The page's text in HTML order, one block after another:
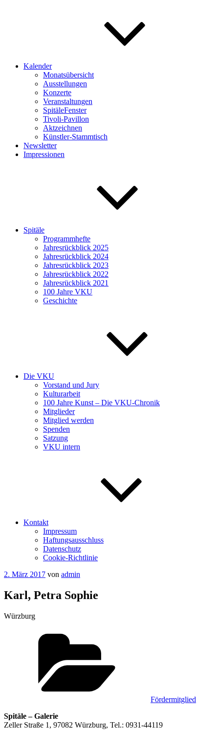
Kalender
Monatsübersicht
Ausstellungen
Konzerte
Veranstaltungen
SpitäleFenster
Tivoli-Pavillon
Aktzeichnen
Künstler-Stammtisch
Newsletter
Impressionen
Spitäle
Programmhefte
Jahresrückblick 2025
Jahresrückblick 2024
Jahresrückblick 2023
Jahresrückblick 2022
Jahresrückblick 2021
100 Jahre VKU
Geschichte
Die VKU
Vorstand und Jury
Kulturarbeit
100 Jahre Kunst – Die VKU-Chronik
Mitglieder
Mitglied werden
Spenden
Satzung
VKU intern
Kontakt
Impressum
Haftungsausschluss
Datenschutz
Cookie-Richtlinie
Veröffentlicht
2. März 2017 von admin
Karl, Petra Sophie
Würzburg
Fördermitglied
Spitäle – Galerie
Zeller Straße 1, 97082 Würzburg, Tel.: 0931-44119